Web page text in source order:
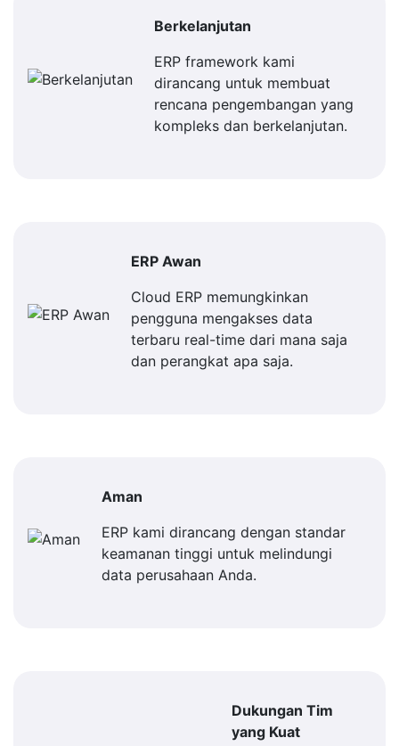
Berkelanjutan
ERP framework kami
dirancang untuk membuat
rencana pengembangan yang
kompleks dan berkelanjutan.
ERP Awan
Cloud ERP memungkinkan
pengguna mengakses data
terbaru real-time dari mana saja
dan perangkat apa saja.
Aman
ERP kami dirancang dengan standar
keamanan tinggi untuk melindungi
data perusahaan Anda.
Dukungan Tim
yang Kuat